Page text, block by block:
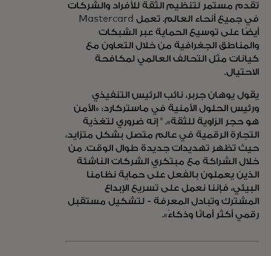
تقدم مستمر لتنظيم الثقة للأفراد والشركات
في جميع أنحاء العالم. تعمل Mastercard
أيضًا على توسيع الحماية عبر الشبكات
والمناطق الجغرافية من خلال التعاون مع
كيانات مثل التحالف العالمي لمكافحة
الاحتيال.
يقول يوهان جربر، نائب الرئيس التنفيذي
ورئيس الحلول الأمنية في ماستركارد: «الأمن
هو حجر الزاوية للثقة». " إنه ضروري لتغذية
التجارة الرقمية في عالم متصل بشكل متزايد،
حيث تظهر تهديدات جديدة طوال الوقت. من
خلال الشراكة مع مبتكري الشركات الناشئة
الذين يعملون بالفعل على حماية نظامنا
البيئي، فإننا نعمل على تسريع الإبداع
المشترك وتبادل المعرفة - لتشكيل مستقبل
رقمي أكثر أمانًا وذكاءً».